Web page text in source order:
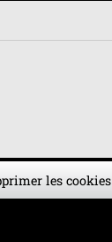
les cookies